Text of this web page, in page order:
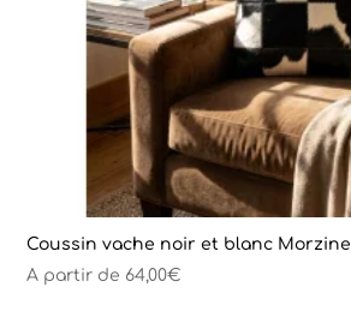
Coussin vache noir et blanc Morzine
A partir de 64,00€